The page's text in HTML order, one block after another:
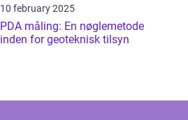
10 february 2025
PDA måling: En nøglemetode
inden for geoteknisk tilsyn